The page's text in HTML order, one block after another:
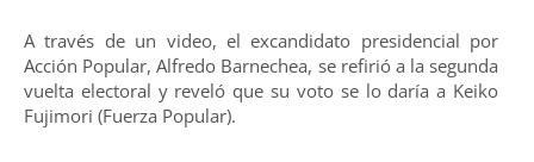
A través de un video, el excandidato presidencial por
Acción Popular, Alfredo Barnechea, se refirió a la segunda
vuelta electoral y reveló que su voto se lo daría a Keiko
Fujimori (Fuerza Popular).